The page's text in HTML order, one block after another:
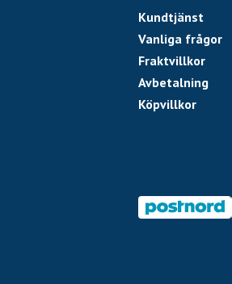
Kundtjänst
Vanliga frågor
Fraktvillkor
Avbetalning
Köpvillkor